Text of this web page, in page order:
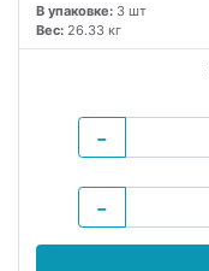
В упаковке: 3 шт
Вес: 26.33 кг
−
−